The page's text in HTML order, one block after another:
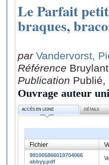
Le Parfait
braques,
par Vandervorst,
Référence
Publication Publié,
Ouvrage auteur
ACCÈS EN LIGNE DÉTAILS
Fichier
991005866019704066
abbyy.pdf